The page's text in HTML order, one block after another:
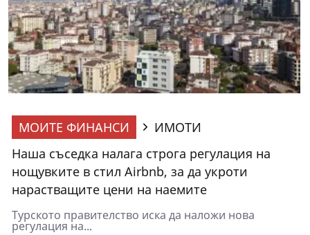
МОИТЕ ФИНАНСИ
ИМОТИ
Наша съседка налага строга регулация на
нощувките в стил Airbnb, за да укроти
нарастващите цени на наемите
Турското правителство иска да наложи нова
регулация на...